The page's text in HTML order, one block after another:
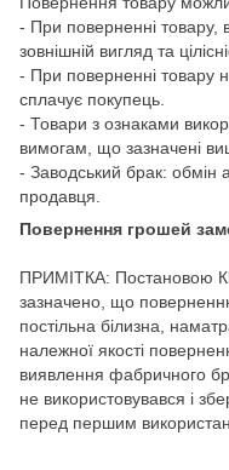
- При поверненні товару,
зовнішній вигляд та
- При поверненні товару
сплачує покупець.
- Товари з ознаками
вимогам, що зазначені
- Заводський брак: обмін
продавця.
Повернення грошей
ПРИМІТКА: Постановою
зазначено, що
постільна білизна,
належної якості
виявлення фабричного
не використовувався і
перед першим